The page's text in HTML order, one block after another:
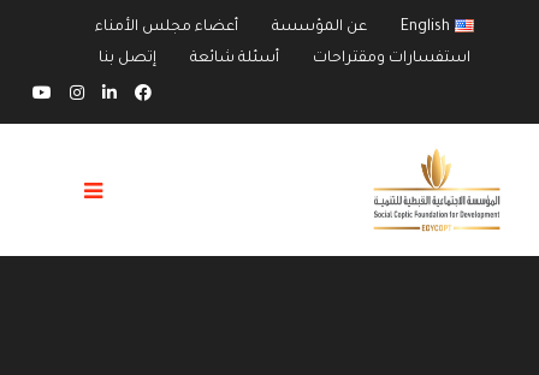
English عن المؤسسة
أعضاء مجلس الأمناء
استفسارات ومقتراحات
أسئلة شائعة إتصل بنا